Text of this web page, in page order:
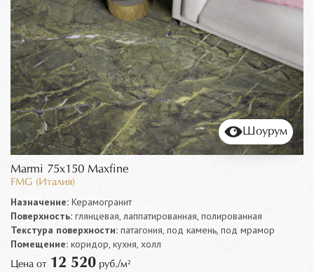
Шоурум
Marmi 75x150 Maxfine
FMG (Италия)
Назначение: Керамогранит
Поверхность: глянцевая, лаппатированная, полированная
Текстура поверхности: патагония, под камень, под мрамор
Помещение: коридор, кухня, холл
Цена от 12 520 руб./м²